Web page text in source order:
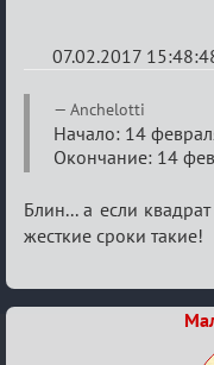
07.02.2017
Re:
Квадрат
Любви
Anchelotti
Начало: 14
Окончание: 14
Блин... а если
жесткие сроки такие!